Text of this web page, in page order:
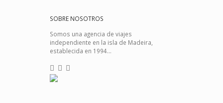
SOBRE NOSOTROS
Somos una agencia de viajes
independiente en la isla de Madeira,
establecida en 1994...